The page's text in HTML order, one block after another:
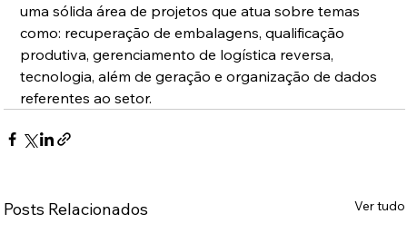
uma sólida área de projetos que atua sobre temas
como: recuperação de embalagens, qualificação
produtiva, gerenciamento de logística reversa,
tecnologia, além de geração e organização de dados
referentes ao setor.
Posts Relacionados Ver tudo